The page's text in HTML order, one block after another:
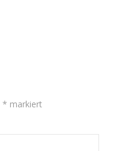
* markiert